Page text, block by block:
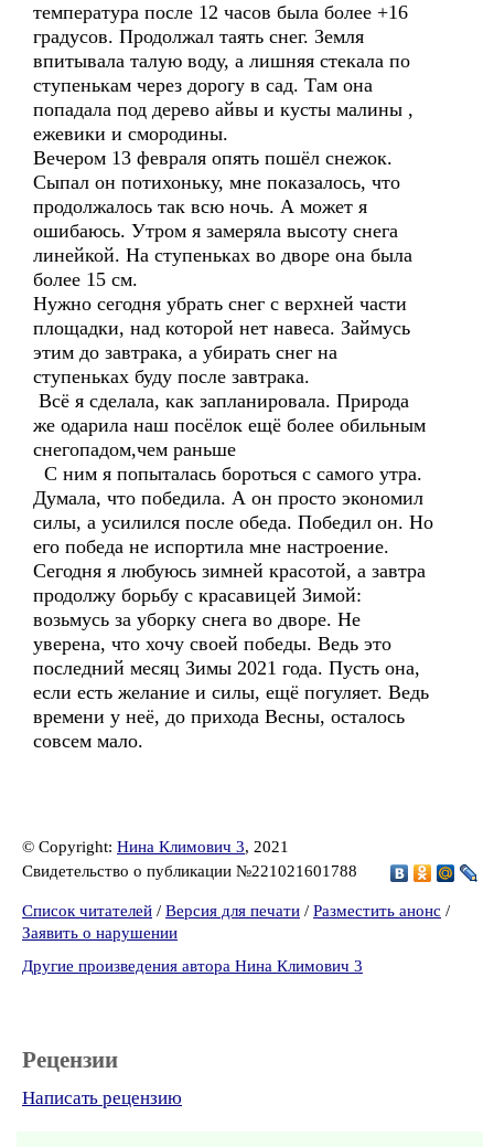
температура после 12 часов была более +16
градусов. Продолжал таять снег. Земля
впитывала талую воду, а лишняя стекала по
ступенькам через дорогу в сад. Там она
попадала под дерево айвы и кусты малины ,
ежевики и смородины.
Вечером 13 февраля опять пошёл снежок.
Сыпал он потихоньку, мне показалось, что
продолжалось так всю ночь. А может я
ошибаюсь. Утром я замеряла высоту снега
линейкой. На ступеньках во дворе она была
более 15 см.
Нужно сегодня убрать снег с верхней части
площадки, над которой нет навеса. Займусь
этим до завтрака, а убирать снег на
ступеньках буду после завтрака.
Всё я сделала, как запланировала. Природа
же одарила наш посёлок ещё более обильным
снегопадом,чем раньше
С ним я попыталась бороться с самого утра.
Думала, что победила. А он просто экономил
силы, а усилился после обеда. Победил он. Но
его победа не испортила мне настроение.
Сегодня я любуюсь зимней красотой, а завтра
продолжу борьбу с красавицей Зимой:
возьмусь за уборку снега во дворе. Не
уверена, что хочу своей победы. Ведь это
последний месяц Зимы 2021 года. Пусть она,
если есть желание и силы, ещё погуляет. Ведь
времени у неё, до прихода Весны, осталось
совсем мало.
© Copyright: Нина Климович 3, 2021
Свидетельство о публикации №221021601788
Список читателей / Версия для печати / Разместить анонс /
Заявить о нарушении
Другие произведения автора Нина Климович 3
Рецензии
Написать рецензию